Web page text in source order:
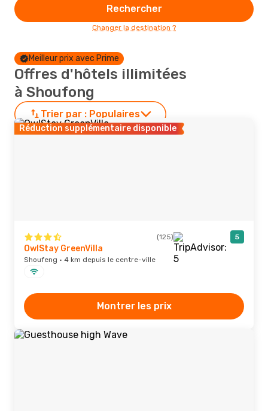
Rechercher
Changer la destination ?
Meilleur prix avec Prime
Offres d'hôtels illimitées
à Shoufong
Trier par : Populaires
Réduction supplémentaire disponible
(125) 5
OwlStay GreenVilla
Shoufeng · 4 km depuis le centre-ville
Montrer les prix